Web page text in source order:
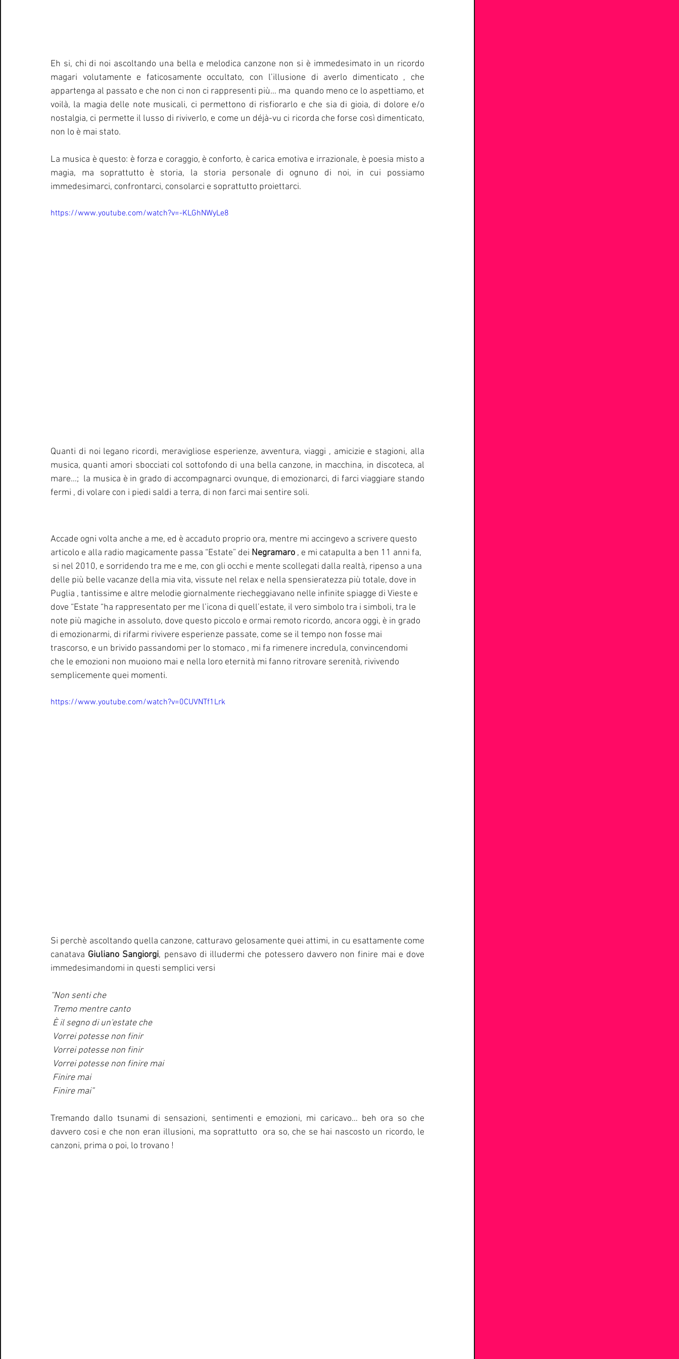
Eh si, chi di noi ascoltando una bella e melodica canzone non si è immedesimato in un ricordo
magari volutamente e faticosamente occultato, con l’illusione di averlo dimenticato , che
appartenga al passato e che non ci non ci rappresenti più... ma  quando meno ce lo aspettiamo, et
voilà, la magia delle note musicali, ci permettono di risfiorarlo e che sia di gioia, di dolore e/o
nostalgia, ci permette il lusso di riviverlo, e come un déjà-vu ci ricorda che forse così dimenticato,
non lo è mai stato.
La musica è questo: è forza e coraggio, è conforto, è carica emotiva e irrazionale, è poesia misto a
magia, ma soprattutto è storia, la storia personale di ognuno di noi, in cui possiamo
immedesimarci, confrontarci, consolarci e soprattutto proiettarci.
https://www.youtube.com/watch?v=-KLGhNWyLe8
Quanti di noi legano ricordi, meravigliose esperienze, avventura, viaggi , amicizie e stagioni, alla
musica, quanti amori sbocciati col sottofondo di una bella canzone, in macchina, in discoteca, al
mare…;  la musica è in grado di accompagnarci ovunque, di emozionarci, di farci viaggiare stando
fermi , di volare con i piedi saldi a terra, di non farci mai sentire soli.
Accade ogni volta anche a me, ed è accaduto proprio ora, mentre mi accingevo a scrivere questo
articolo e alla radio magicamente passa “Estate” dei Negramaro , e mi catapulta a ben 11 anni fa,
si nel 2010, e sorridendo tra me e me, con gli occhi e mente scollegati dalla realtà, ripenso a una
delle più belle vacanze della mia vita, vissute nel relax e nella spensieratezza più totale, dove in
Puglia , tantissime e altre melodie giornalmente riecheggiavano nelle infinite spiagge di Vieste e
dove “Estate “ha rappresentato per me l’icona di quell’estate, il vero simbolo tra i simboli, tra le
note più magiche in assoluto, dove questo piccolo e ormai remoto ricordo, ancora oggi, è in grado
di emozionarmi, di rifarmi rivivere esperienze passate, come se il tempo non fosse mai
trascorso, e un brivido passandomi per lo stomaco , mi fa rimenere incredula, convincendomi
che le emozioni non muoiono mai e nella loro eternità mi fanno ritrovare serenità, rivivendo
semplicemente quei momenti.
https://www.youtube.com/watch?v=0CUVNTf1Lrk
Si perchè ascoltando quella canzone, catturavo gelosamente quei attimi, in cu esattamente come
canatava Giuliano Sangiorgi, pensavo di illudermi che potessero davvero non finire mai e dove
immedesimandomi in questi semplici versi
“Non senti che
Tremo mentre canto
È il segno di un'estate che
Vorrei potesse non finir
Vorrei potesse non finir
Vorrei potesse non finire mai
Finire mai
Finire mai”
Tremando dallo tsunami di sensazioni, sentimenti e emozioni, mi caricavo… beh ora so che
davvero cosi e che non eran illusioni, ma soprattutto  ora so, che se hai nascosto un ricordo, le
canzoni, prima o poi, lo trovano !